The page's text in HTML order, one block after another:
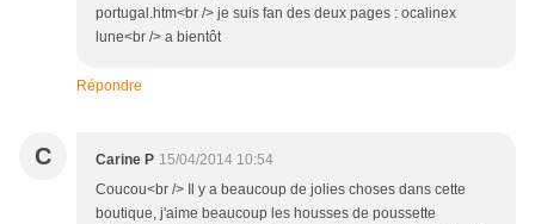
portugal.htm<br /> je suis fan des deux pages : ocalinex
lune<br /> a bientôt
Répondre
C Carine P 15/04/2014 10:54
Coucou<br /> Il y a beaucoup de jolies choses dans cette
boutique, j'aime beaucoup les housses de poussette